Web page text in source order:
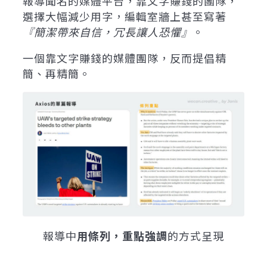
選擇大幅減少用字，編輯室牆上甚至寫著
『簡潔帶來自信，冗長讓人恐懼』 。
一個靠文字賺錢的媒體團隊，反而提倡精
簡、再精簡。
報導中用條列，重點強調的方式呈現